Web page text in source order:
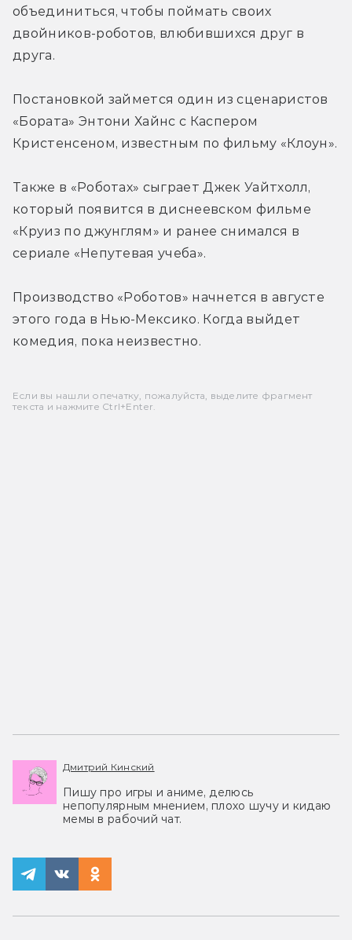
объединиться, чтобы поймать своих
двойников-роботов, влюбившихся друг в
друга.
Постановкой займется один из сценаристов
«Бората» Энтони Хайнс с Каспером
Кристенсеном, известным по фильму «Клоун».
Также в «Роботах» сыграет Джек Уайтхолл,
который появится в диснеевском фильме
«Круиз по джунглям» и ранее снимался в
сериале «Непутевая учеба».
Производство «Роботов» начнется в августе
этого года в Нью-Мексико. Когда выйдет
комедия, пока неизвестно.
Если вы нашли опечатку, пожалуйста, выделите фрагмент
текста и нажмите Ctrl+Enter.
Дмитрий Кинский
Пишу про игры и аниме, делюсь
непопулярным мнением, плохо шучу и кидаю
мемы в рабочий чат.